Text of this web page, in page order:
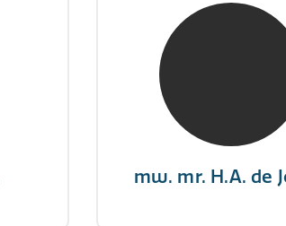
mw. mr. H.A. de
mw. mr. H.A. de
NIVRE Register-
"There is no elevator
you need to take the